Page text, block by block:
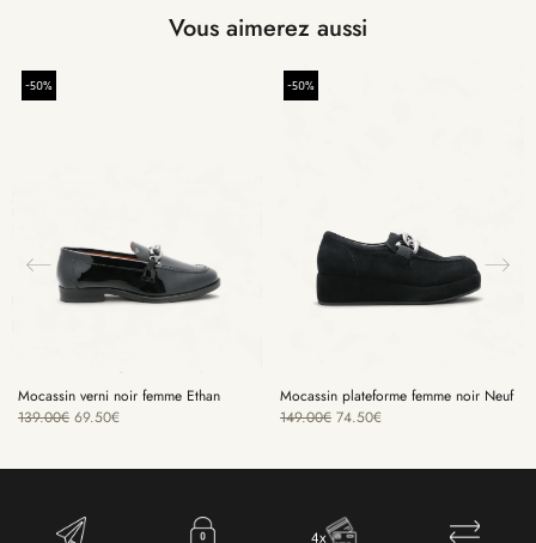
Vous aimerez aussi
-50%
Mocassin verni noir femme Ethan
139.00€ 69.50€
-50%
Mocassin plateforme femme noir Neuf
149.00€ 74.50€